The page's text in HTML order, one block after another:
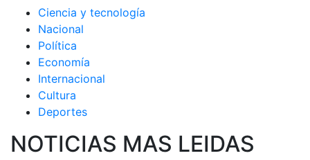
Ciencia y tecnología
Nacional
Política
Economía
Internacional
Cultura
Deportes
NOTICIAS MAS LEIDAS